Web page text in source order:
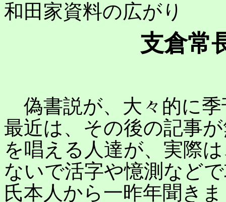
和田家資料の広がり
支倉常
偽書説が、大々的に季
最近は、その後の記事
を唱える人達が、実際
ないで活字や憶測など
氏本人から一昨年聞き